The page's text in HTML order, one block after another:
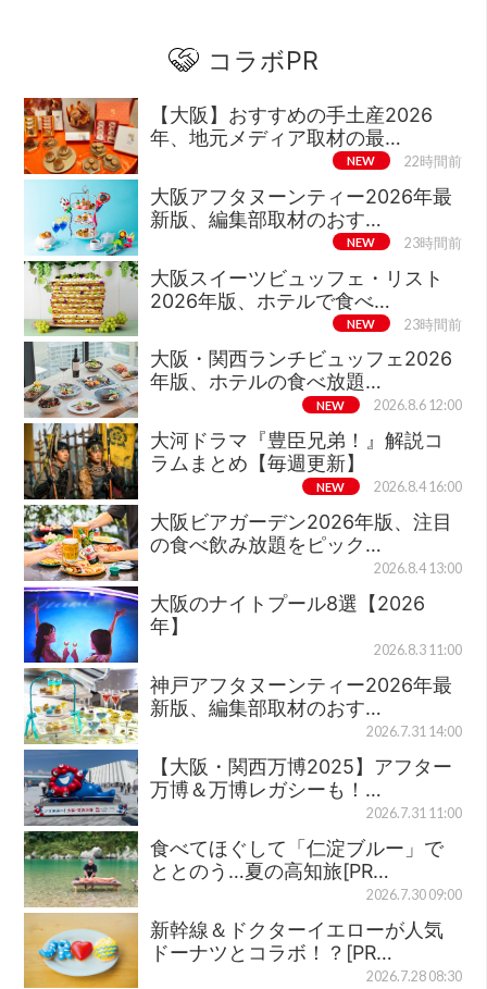
コラボPR
【大阪】おすすめの手土産2026
年、地元メディア取材の最…
NEW 22時間前
大阪アフタヌーンティー2026年最
新版、編集部取材のおす…
NEW 23時間前
大阪スイーツビュッフェ・リスト
2026年版、ホテルで食べ…
NEW 23時間前
大阪・関西ランチビュッフェ2026
年版、ホテルの食べ放題…
NEW 2026.8.6 12:00
大河ドラマ『豊臣兄弟！』解説コ
ラムまとめ【毎週更新】
NEW 2026.8.4 16:00
大阪ビアガーデン2026年版、注目
の食べ飲み放題をピック…
2026.8.4 13:00
大阪のナイトプール8選【2026
年】
2026.8.3 11:00
神戸アフタヌーンティー2026年最
新版、編集部取材のおす…
2026.7.31 14:00
【大阪・関西万博2025】アフター
万博＆万博レガシーも！…
2026.7.31 11:00
食べてほぐして「仁淀ブルー」で
ととのう…夏の高知旅[PR…
2026.7.30 09:00
新幹線＆ドクターイエローが人気
ドーナツとコラボ！？[PR…
2026.7.28 08:30